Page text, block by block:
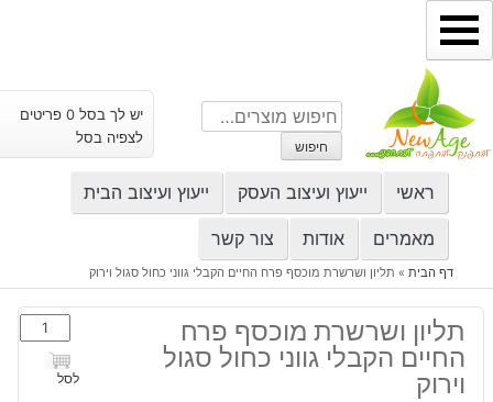
דילוג
לתוכן
חיפוש
עבור:
חיפוש
יש לך בסל 0 פריטים
לצפיה בסל
ראשי ייעוץ ועיצוב העסק ייעוץ ועיצוב הבית
מאמרים אודות צור קשר
דף הבית» תליון ושרשרת מוכסף פרח החיים הקבלי גווני כחול סגול וירוק
תליון ושרשרת מוכסף פרח
החיים הקבלי גווני כחול סגול
וירוק
כמות
של
תליון
לסל